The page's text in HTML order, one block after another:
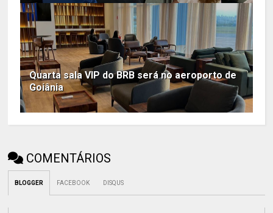
Quarta sala VIP do BRB será no aeroporto de
Goiânia
COMENTÁRIOS
BLOGGER FACEBOOK DISQUS